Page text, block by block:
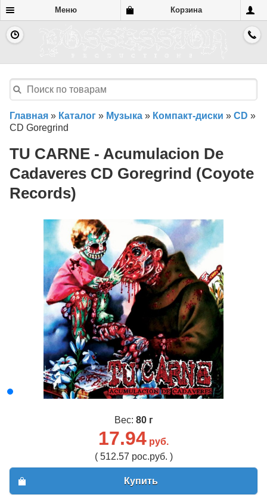
Меню Корзина
Главная » Каталог » Музыка » Компакт-диски » CD »
CD Goregrind
TU CARNE - Acumulacion De
Cadaveres CD Goregrind (Coyote
Records)
Вес: 80 г
17.94 руб.
( 512.57 рос.руб. )
Купить